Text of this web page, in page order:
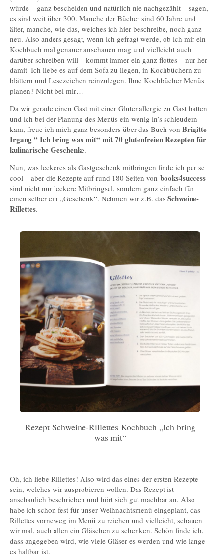
würde – ganz bescheiden und natürlich nie nachgezählt – sagen,
es sind weit über 300. Manche der Bücher sind 60 Jahre und
älter, manche, wie das, welches ich hier beschreibe, noch ganz
neu. Also anders gesagt, wenn ich gefragt werde, ob ich mir ein
Kochbuch mal genauer anschauen mag und vielleicht auch
darüber schreiben will – kommt immer ein ganz flottes – nur her
damit. Ich liebe es auf dem Sofa zu liegen, in Kochbüchern zu
blättern und Lesezeichen reinzulegen. Ihne Kochbücher Menüs
planen? Nicht bei mir…
Da wir gerade einen Gast mit einer Glutenallergie zu Gast hatten
und ich bei der Planung des Menüs ein wenig in’s schleudern
kam, freue ich mich ganz besonders über das Buch von Brigitte
Irgang “ Ich bring was mit“ mit 70 glutenfreien Rezepten für
kulinarische Geschenke.
Nun, was leckeres als Gastgeschenk mitbringen finde ich per se
cool – aber die Rezepte auf rund 180 Seiten von books4success
sind nicht nur leckere Mitbringsel, sondern ganz einfach für
einen selber ein „Geschenk“. Nehmen wir z.B. das Schweine-
Rillettes.
Rezept Schweine-Rillettes Kochbuch „Ich bring
was mit“
Oh, ich liebe Rillettes! Also wird das eines der ersten Rezepte
sein, welches wir ausprobieren wollen. Das Rezept ist
anschaulich beschrieben und hört sich gut machbar an. Also
habe ich schon fest für unser Weihnachtsmenü eingeplant, das
Rillettes vorneweg im Menü zu reichen und vielleicht, schauen
wir mal, auch allen ein Gläschen zu schenken. Schön finde ich,
dass angegeben wird, wie viele Gläser es werden und wie lange
es haltbar ist.